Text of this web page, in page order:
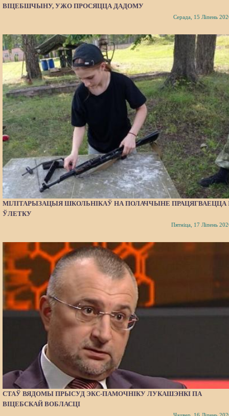
ВІЦЕБШЧЫНУ, УЖО ПРОСЯЦЦА ДАДОМУ
Серада, 15 Ліпень
МІЛІТАРЫЗАЦЫЯ ШКОЛЬНІКАЎ НА ПОЛАЧЧЫНЕ ПРАЦЯГВАЕЦЦА
ЎЛЕТКУ
Пятніца, 17 Ліпень
СТАЎ ВЯДОМЫ ПРЫСУД ЭКС-ПАМОЧНІКУ ЛУКАШЭНКІ ПА
ВІЦЕБСКАЙ ВОБЛАСЦІ